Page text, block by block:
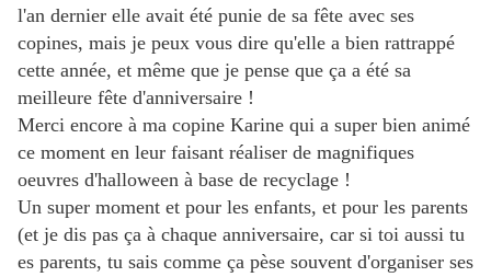
l'an dernier elle avait été punie de sa fête avec ses
copines, mais je peux vous dire qu'elle a bien rattrappé
cette année, et même que je pense que ça a été sa
meilleure fête d'anniversaire !
Merci encore à ma copine Karine qui a super bien animé
ce moment en leur faisant réaliser de magnifiques
oeuvres d'halloween à base de recyclage !
Un super moment et pour les enfants, et pour les parents
(et je dis pas ça à chaque anniversaire, car si toi aussi tu
es parents, tu sais comme ça pèse souvent d'organiser ses